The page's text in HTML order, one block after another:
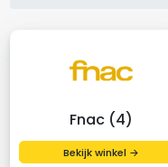
Fnac (4)
Bekijk winkel →